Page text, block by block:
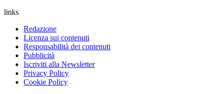
links
Redazione
Licenza sui contenuti
Responsabilità dei contenuti
Pubblicità
Iscriviti alla Newsletter
Privacy Policy
Cookie Policy